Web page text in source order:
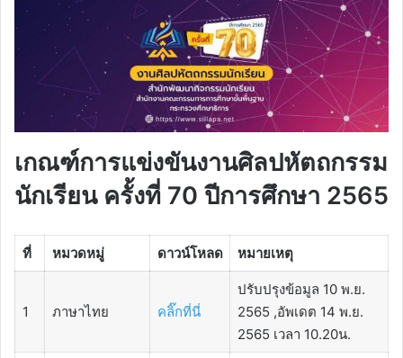
เกณฑ์การแข่งขันงานศิลปหัตถกรรม
นักเรียน ครั้งที่ 70 ปีการศึกษา 2565
ที่ หมวดหมู่ ดาวน์โหลด หมายเหตุ
1 ภาษาไทย คลิ๊กที่นี่
ปรับปรุงข้อมูล 10 พ.ย.
2565 ,อัพเดต 14 พ.ย.
2565 เวลา 10.20น.